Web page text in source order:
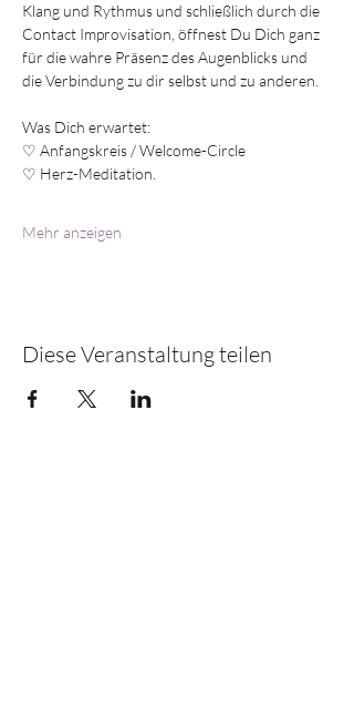
Klang und Rythmus und schließlich durch die
Contact Improvisation, öffnest Du Dich ganz
für die wahre Präsenz des Augenblicks und
die Verbindung zu dir selbst und zu anderen.
Was Dich erwartet:
♡ Anfangskreis / Welcome-Circle
♡ Herz-Meditation.
Mehr anzeigen
Diese Veranstaltung teilen